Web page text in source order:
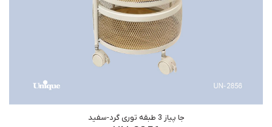
جا پیاز 3 طبقه توری گرد-سفید